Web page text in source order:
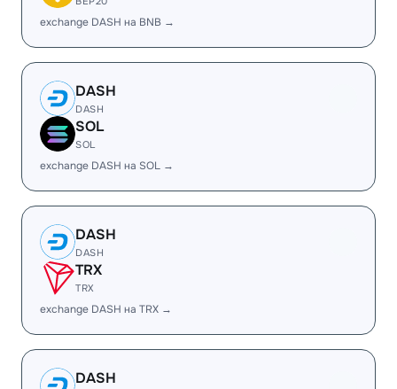
exchange DASH на BNB →
DASH
DASH
SOL
SOL
exchange DASH на SOL →
DASH
DASH
TRX
TRX
exchange DASH на TRX →
DASH